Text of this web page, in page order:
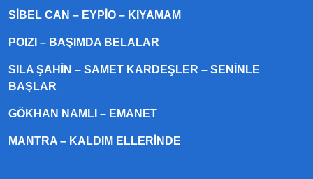
SIBEL CAN – EYPIO – KIYAMAM
POIZI – BAŞIMDA BELALAR
SILA ŞAHIN – SAMET KARDEŞLER – SENINLE
BAŞLAR
GÖKHAN NAMLI – EMANET
MANTRA – KALDIM ELLERINDE